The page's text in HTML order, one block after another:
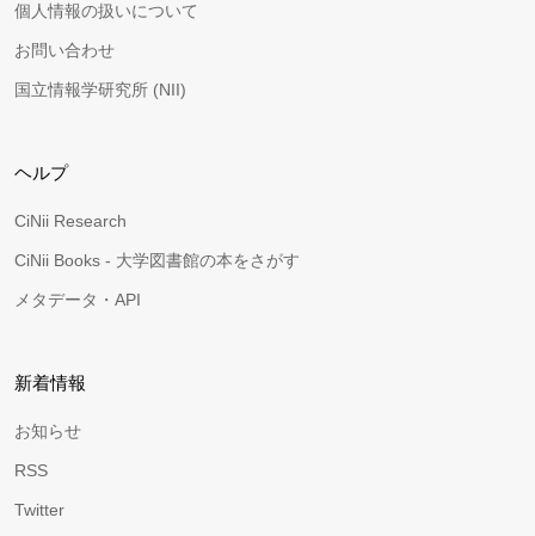
個人情報の扱いについて
お問い合わせ
国立情報学研究所 (NII)
ヘルプ
CiNii Research
CiNii Books - 大学図書館の本をさがす
メタデータ・API
新着情報
お知らせ
RSS
Twitter